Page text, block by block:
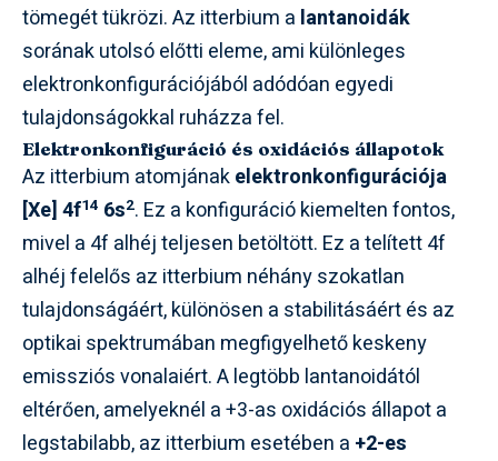
tömegét tükrözi. Az itterbium a lantanoidák
sorának utolsó előtti eleme, ami különleges
elektronkonfigurációjából adódóan egyedi
tulajdonságokkal ruházza fel.
Elektronkonfiguráció és oxidációs állapotok
Az itterbium atomjánakelektronkonfigurációja
[Xe] 4f14 6s2. Ez a konfiguráció kiemelten fontos,
mivel a 4f alhéj teljesen betöltött. Ez a telített 4f
alhéj felelős az itterbium néhány szokatlan
tulajdonságáért, különösen a stabilitásáért és az
optikai spektrumában megfigyelhető keskeny
emissziós vonalaiért. A legtöbb lantanoidától
eltérően, amelyeknél a +3-as oxidációs állapot a
legstabilabb, az itterbium esetében a +2-es